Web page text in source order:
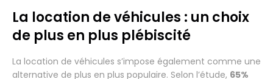
La location de véhicules : un choix
de plus en plus plébiscité
La location de véhicules s’impose également comme une
alternative de plus en plus populaire. Selon l’étude, 65%